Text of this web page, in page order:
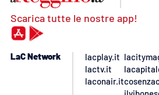
Scarica tutte le nostre app!
LaC Network
lacplay.it
lactv.it
laconair.it